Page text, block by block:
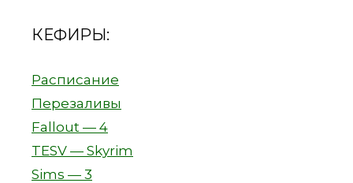
КЕФИРЫ:
Расписание
Перезаливы
Fallout — 4
TESV — Skyrim
Sims — 3